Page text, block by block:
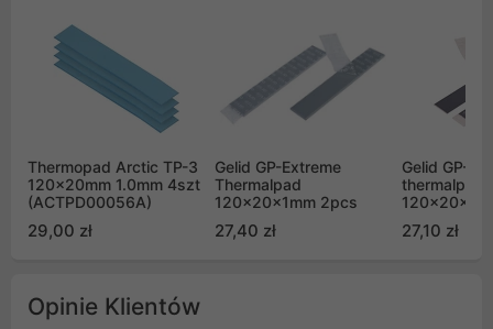
Thermopad Arctic TP-3
120x20mm 1.0mm 4szt
(ACTPD00056A)
29,00 zł
Gelid GP-Extreme
Thermalpad
120x20x1mm 2pcs
27,40 zł
Gelid GP-
thermalpad
27,10 zł
Opinie Klientów